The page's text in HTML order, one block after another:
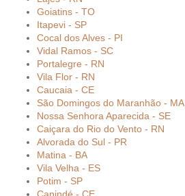
Goiatins - TO
Itapevi - SP
Cocal dos Alves - PI
Vidal Ramos - SC
Portalegre - RN
Vila Flor - RN
Caucaia - CE
São Domingos do Maranhão - MA
Nossa Senhora Aparecida - SE
Caiçara do Rio do Vento - RN
Alvorada do Sul - PR
Matina - BA
Vila Velha - ES
Potim - SP